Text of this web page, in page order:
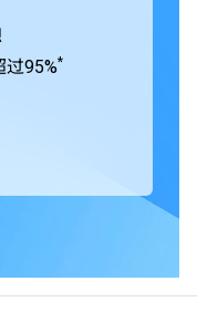
学术及职业资历评
过95%*